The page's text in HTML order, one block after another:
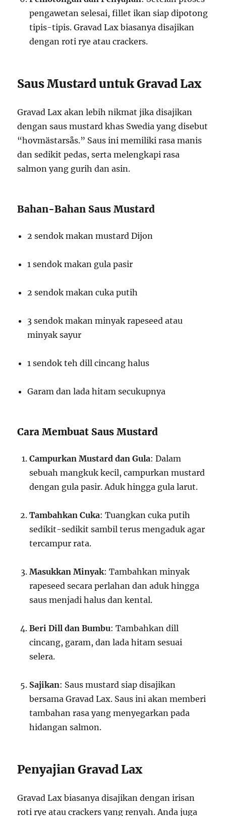
pengawetan selesai, fillet ikan siap dipotong
tipis-tipis. Gravad Lax biasanya disajikan
dengan roti rye atau crackers.
Saus Mustard untuk Gravad Lax
Gravad Lax akan lebih nikmat jika disajikan
dengan saus mustard khas Swedia yang disebut
“hovmästarsås.” Saus ini memiliki rasa manis
dan sedikit pedas, serta melengkapi rasa
salmon yang gurih dan asin.
Bahan-Bahan Saus Mustard
2 sendok makan mustard Dijon
1 sendok makan gula pasir
2 sendok makan cuka putih
3 sendok makan minyak rapeseed atau
minyak sayur
1 sendok teh dill cincang halus
Garam dan lada hitam secukupnya
Cara Membuat Saus Mustard
Campurkan Mustard dan Gula: Dalam
sebuah mangkuk kecil, campurkan mustard
dengan gula pasir. Aduk hingga gula larut.
Tambahkan Cuka: Tuangkan cuka putih
sedikit-sedikit sambil terus mengaduk agar
tercampur rata.
Masukkan Minyak: Tambahkan minyak
rapeseed secara perlahan dan aduk hingga
saus menjadi halus dan kental.
Beri Dill dan Bumbu: Tambahkan dill
cincang, garam, dan lada hitam sesuai
selera.
Sajikan: Saus mustard siap disajikan
bersama Gravad Lax. Saus ini akan memberi
tambahan rasa yang menyegarkan pada
hidangan salmon.
Penyajian Gravad Lax
Gravad Lax biasanya disajikan dengan irisan
roti rye atau crackers yang renyah. Anda juga